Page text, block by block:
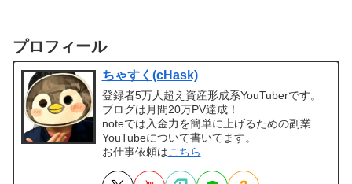
プロフィール
ちゃすく(cHask)
登録者5万人超え資産形成系YouTuberです。
ブログは月間20万PV達成！
noteでは入金力を簡単に上げるための副業
YouTubeについて書いてます。
お仕事依頼はこちら